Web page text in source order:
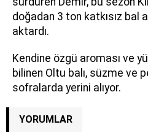
doğadan 3 ton katkısız bal
aktardı.
Kendine özgü aroması ve
bilinen Oltu balı, süzme ve
sofralarda yerini alıyor.
YORUMLAR